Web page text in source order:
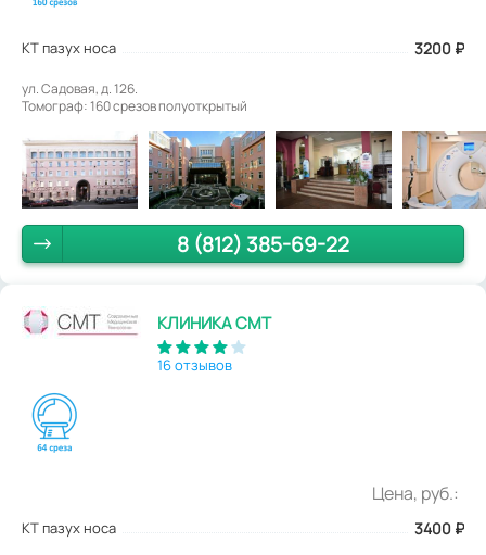
КТ пазух носа 3200 ₽
ул. Садовая, д. 126.
Томограф: 160 срезов полуоткрытый
8 (812) 385-69-22
КЛИНИКА СМТ
16 отзывов
Цена, руб.:
КТ пазух носа 3400 ₽